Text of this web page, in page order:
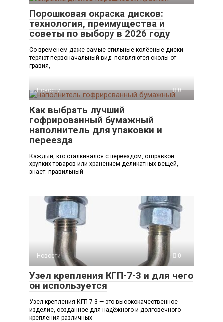
Порошковая окраска дисков:
технология, преимущества и
советы по выбору в 2026 году
Со временем даже самые стильные колёсные диски
теряют первоначальный вид: появляются сколы от
гравия,
Новости 0
Как выбрать лучший
гофрированный бумажный
наполнитель для упаковки и
переезда
Каждый, кто сталкивался с переездом, отправкой
хрупких товаров или хранением деликатных вещей,
знает: правильный
Новости 0
Узел крепления КГП-7-3 и для чего
он используется
Узел крепления КГП-7-3 — это высококачественное
изделие, созданное для надёжного и долговечного
крепления различных